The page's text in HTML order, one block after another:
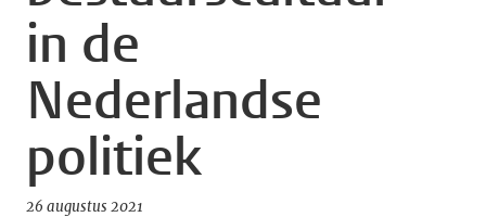
in de
Nederlandse
politiek
26 augustus 2021